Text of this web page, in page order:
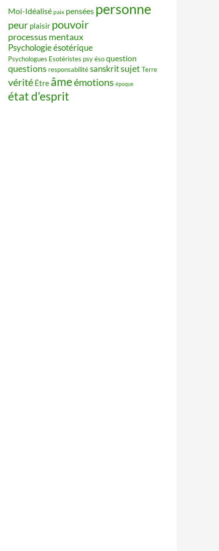
Moi-Idéalisé paix pensées personne
peur plaisir pouvoir
processus mentaux
Psychologie ésotérique
Psychologues Esotéristes psy ésoquestion
questions responsabilitésanskritsujet Terre
vérité Être âmeémotions époque
état d'esprit